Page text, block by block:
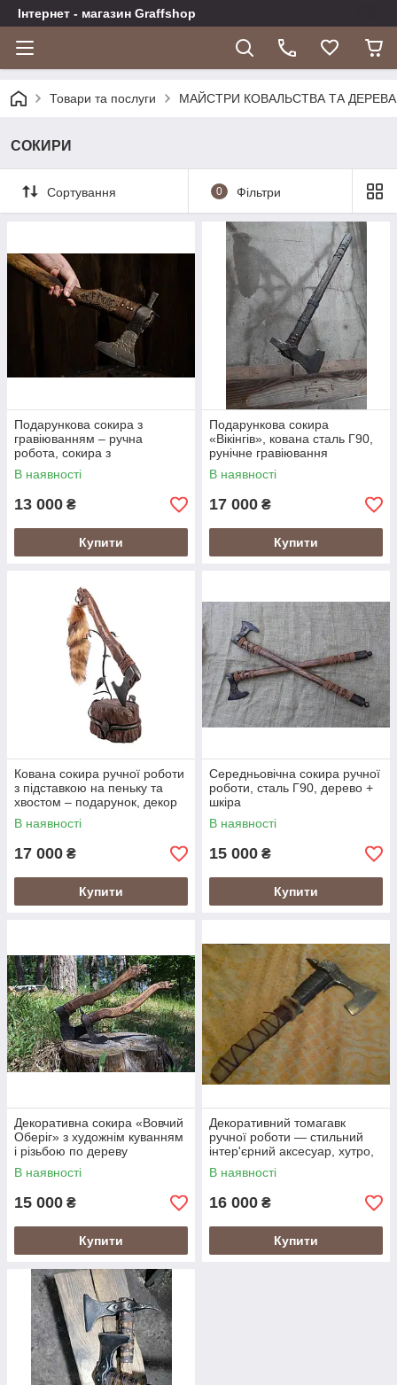
Інтернет - магазин Graffshop
Товари та послуги МАЙСТРИ КОВАЛЬСТВА ТА ДЕРЕВА
СОКИРИ
Сортування 0 Фільтри
Подарункова сокира з
гравіюванням – ручна
робота, сокира з
гравіюванням на подарунок
В наявності
13 000 ₴
Купити
Подарункова сокира
«Вікінгів», кована сталь Г90,
рунічне гравіювання
В наявності
17 000 ₴
Купити
Кована сокира ручної роботи
з підставкою на пеньку та
хвостом – подарунок, декор
В наявності
17 000 ₴
Купити
Середньовічна сокира ручної
роботи, сталь Г90, дерево +
шкіра
В наявності
15 000 ₴
Купити
Декоративна сокира «Вовчий
Оберіг» з художнім куванням
і різьбою по дереву
В наявності
15 000 ₴
Купити
Декоративний томагавк
ручної роботи — стильний
інтер'єрний аксесуар, хутро,
шкіра, дерево
В наявності
16 000 ₴
Купити